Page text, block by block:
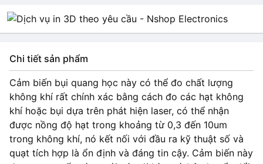
Chi tiết sản phẩm
Cảm biến bụi quang học này có thể đo chất lượng
không khí rất chính xác bằng cách đo các hạt không
khí hoặc bụi dựa trên phát hiện laser, có thể nhận
được nồng độ hạt trong khoảng từ 0,3 đến 10um
trong không khí, nó kết nối với đầu ra kỹ thuật số và
quạt tích hợp là ổn định và đáng tin cậy. Cảm biến này